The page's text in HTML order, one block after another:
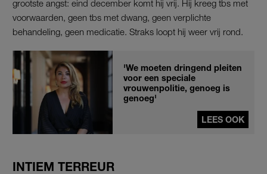
grootste angst: eind december komt hij vrij. Hij kreeg tbs met
voorwaarden, geen tbs met dwang, geen verplichte
behandeling, geen medicatie. Straks loopt hij weer vrij rond.
'We moeten dringend pleiten
voor een speciale
vrouwenpolitie, genoeg is
genoeg'
LEES OOK
INTIEM TERREUR